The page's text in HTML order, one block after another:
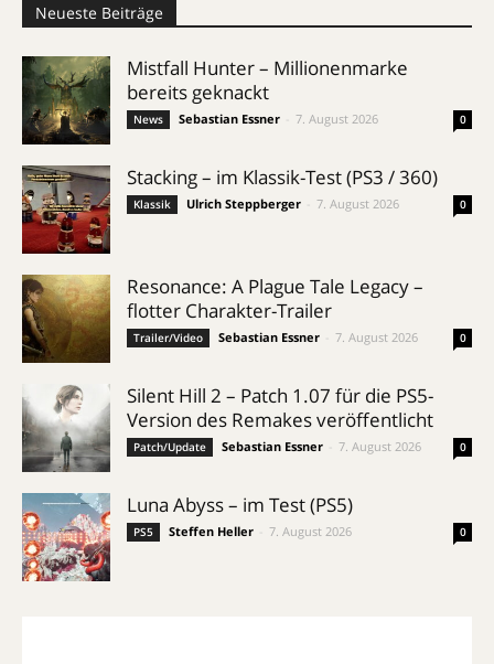
Neueste Beiträge
Mistfall Hunter – Millionenmarke
bereits geknackt
News Sebastian Essner 7. August 2026 0
Stacking – im Klassik-Test (PS3 / 360)
Klassik Ulrich Steppberger 7. August 2026 0
Resonance: A Plague Tale Legacy –
flotter Charakter-Trailer
Trailer/Video Sebastian Essner 7. August 2026 0
Silent Hill 2 – Patch 1.07 für die PS5-
Version des Remakes veröffentlicht
Patch/Update Sebastian Essner 7. August 2026 0
Luna Abyss – im Test (PS5)
PS5 Steffen Heller 7. August 2026 0